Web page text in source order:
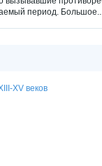
период. Большое...
XV веков